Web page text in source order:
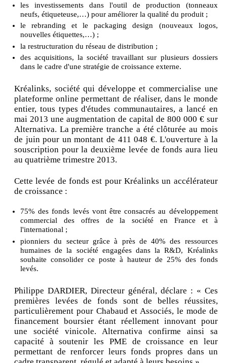
les investissements dans l'outil de production (tonneaux
neufs, étiqueteuse,…) pour améliorer la qualité du produit ;
le rebranding et le packaging design (nouveaux logos,
nouvelles étiquettes,…) ;
la restructuration du réseau de distribution ;
des acquisitions, la société travaillant sur plusieurs dossiers
dans le cadre d'une stratégie de croissance externe.
Kréalinks, société qui développe et commercialise une
plateforme online permettant de réaliser, dans le monde
entier, tous types d'études communautaires, a lancé en
mai 2013 une augmentation de capital de 800 000 € sur
Alternativa. La première tranche a été clôturée au mois
de juin pour un montant de 411 048 €. L'ouverture à la
souscription pour la deuxième levée de fonds aura lieu
au quatrième trimestre 2013.
Cette levée de fonds est pour Kréalinks un accélérateur
de croissance :
75% des fonds levés vont être consacrés au développement
commercial des offres de la société en France et à
l'international ;
pionniers du secteur grâce à près de 40% des ressources
humaines de la société engagées dans la R&D, Kréalinks
souhaite consolider ce poste à hauteur de 25% des fonds
levés.
Philippe DARDIER, Directeur général, déclare : « Ces
premières levées de fonds sont de belles réussites,
particulièrement pour Chabaud et Associés, le mode de
financement boursier étant réellement innovant pour
une société vinicole. Alternativa confirme ainsi sa
capacité à soutenir les PME de croissance en leur
permettant de renforcer leurs fonds propres dans un